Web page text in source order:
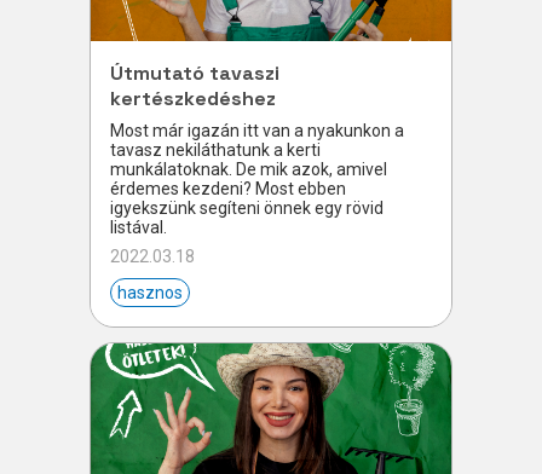
Útmutató tavaszi
kertészkedéshez
Most már igazán itt van a nyakunkon a
tavasz nekiláthatunk a kerti
munkálatoknak. De mik azok, amivel
érdemes kezdeni? Most ebben
igyekszünk segíteni önnek egy rövid
listával.
2022.03.18
hasznos